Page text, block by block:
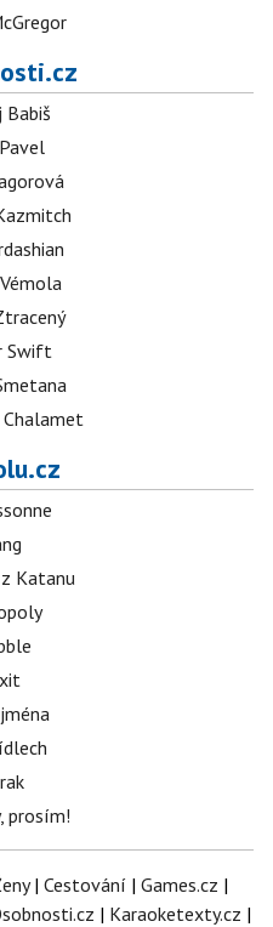
Babiš
Swift
Katanu
prosím!
| Cestování | Games.cz |
| Karaoketexty.cz |